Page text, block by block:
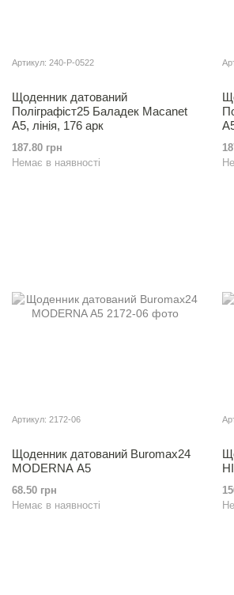
Артикул: 240-Р-0522
Щоденник датований
Полiграфiст25 Баладек Macanet
А5, лінія, 176 арк
187.80 грн
Немає в наявності
Артикул: 2172-06
Щоденник датований Buromax24
MODERNA А5
68.50 грн
Немає в наявності